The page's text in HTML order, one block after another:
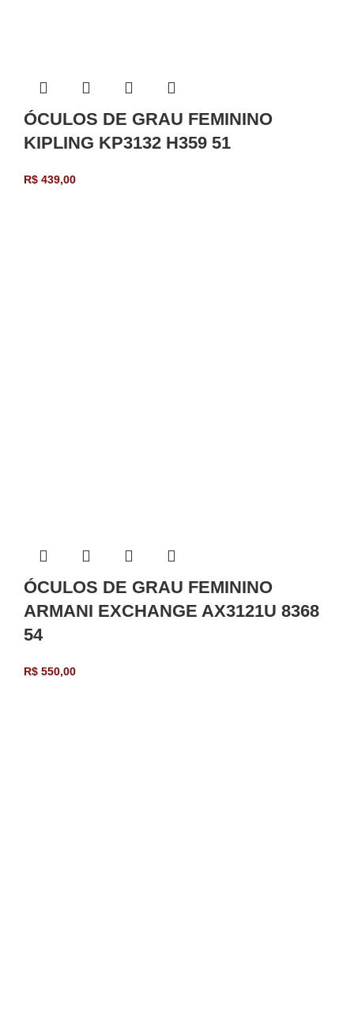
ÓCULOS DE GRAU FEMININO
KIPLING KP3132 H359 51
R$ 439,00
ÓCULOS DE GRAU FEMININO
ARMANI EXCHANGE AX3121U 8368
54
R$ 550,00